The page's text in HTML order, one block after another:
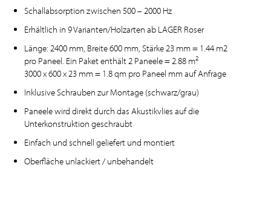
Schallabsorption zwischen 500 – 2000 Hz
Erhältlich in 9 Varianten/Holzarten ab LAGER Roser
Länge: 2400 mm, Breite 600 mm, Stärke 23 mm = 1.44 m2
pro Paneel. Ein Paket enthält 2 Paneele = 2.88 m2
3000 x 600 x 23 mm = 1.8 qm pro Paneel mm auf Anfrage
Inklusive Schrauben zur Montage (schwarz/grau)
Paneele wird direkt durch das Akustikvlies auf die
Unterkonstruktion geschraubt
Einfach und schnell geliefert und montiert
Oberfläche unlackiert / unbehandelt